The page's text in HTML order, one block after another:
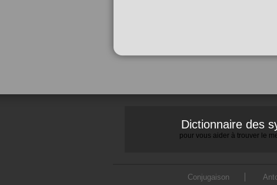
Dictionnaire des
pour vous aider à trouver le
Conjugaison